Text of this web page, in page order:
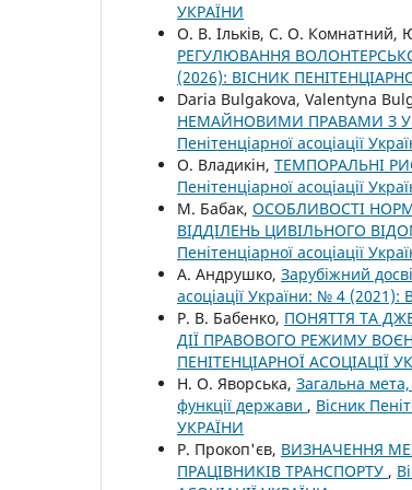
УКРАЇНИ
О. В. Ільків, С. О. Комнатний,
РЕГУЛЮВАННЯ
(2026): ВІСНИК
Daria Bulgakova, Valentyna
НЕМАЙНОВИМИ ПРАВАМИ З
Пенітенціарної асоціації
О. Владикін, ТЕМПОРАЛЬНІ
Пенітенціарної асоціації
М. Бабак, ОСОБЛИВОСТІ
ВІДДІЛЕНЬ ЦИВІЛЬНОГО
Пенітенціарної асоціації
А. Андрушко, Зарубіжний
асоціації України: № 4
Р. В. Бабенко, ПОНЯТТЯ ТА
ДІЇ ПРАВОВОГО РЕЖИМУ
ПЕНІТЕНЦІАРНОЇ АСОЦІАЦІЇ
Н. О. Яворська, Загальна мета,
функції держави , Вісник
УКРАЇНИ
Р. Прокоп'єв, ВИЗНАЧЕННЯ
ПРАЦІВНИКІВ ТРАНСПОРТУ ,